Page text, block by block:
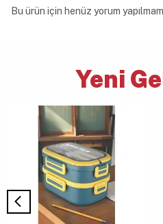
Bu ürün için henüz yorum
Yeni